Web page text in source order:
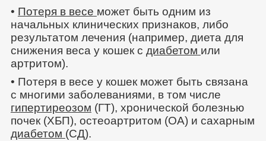
• Потеря в весе может быть одним из
начальных клинических признаков, либо
результатом лечения (например, диета для
снижения веса у кошек с диабетом или
артритом).
• Потеря в весе у кошек может быть связана
с многими заболеваниями, в том числе
гипертиреозом (ГТ), хронической болезнью
почек (ХБП), остеоартритом (ОА) и сахарным
диабетом (СД).